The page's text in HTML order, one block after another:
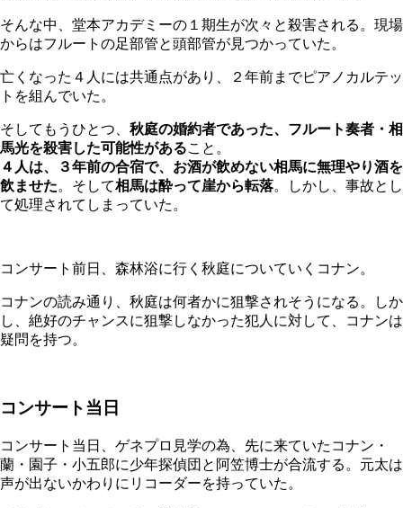
そんな中、堂本アカデミーの１期生が次々と殺害される。現場
からはフルートの足部管と頭部管が見つかっていた。
亡くなった４人には共通点があり、２年前までピアノカルテッ
トを組んでいた。
そしてもうひとつ、 秋庭の婚約者であった、フルート奏者・相
馬光を殺害した可能性があること。
４人は、３年前の合宿で、お酒が飲めない相馬に無理やり酒を
飲ませた。そして相馬は酔って崖から転落。しかし、事故とし
て処理されてしまっていた。
コンサート前日、森林浴に行く秋庭についていくコナン。
コナンの読み通り、秋庭は何者かに狙撃されそうになる。しか
し、絶好のチャンスに狙撃しなかった犯人に対して、コナンは
疑問を持つ。
コンサート当日
コンサート当日、ゲネプロ見学の為、先に来ていたコナン・
蘭・園子・小五郎に少年探偵団と阿笠博士が合流する。元太は
声が出ないかわりにリコーダーを持っていた。